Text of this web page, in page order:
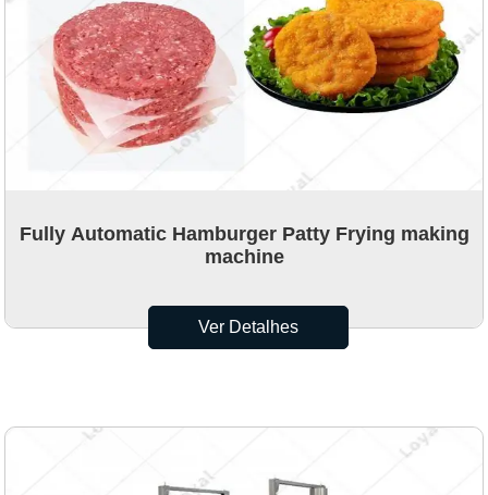
Fully Automatic Hamburger Patty Frying making
machine
Ver Detalhes